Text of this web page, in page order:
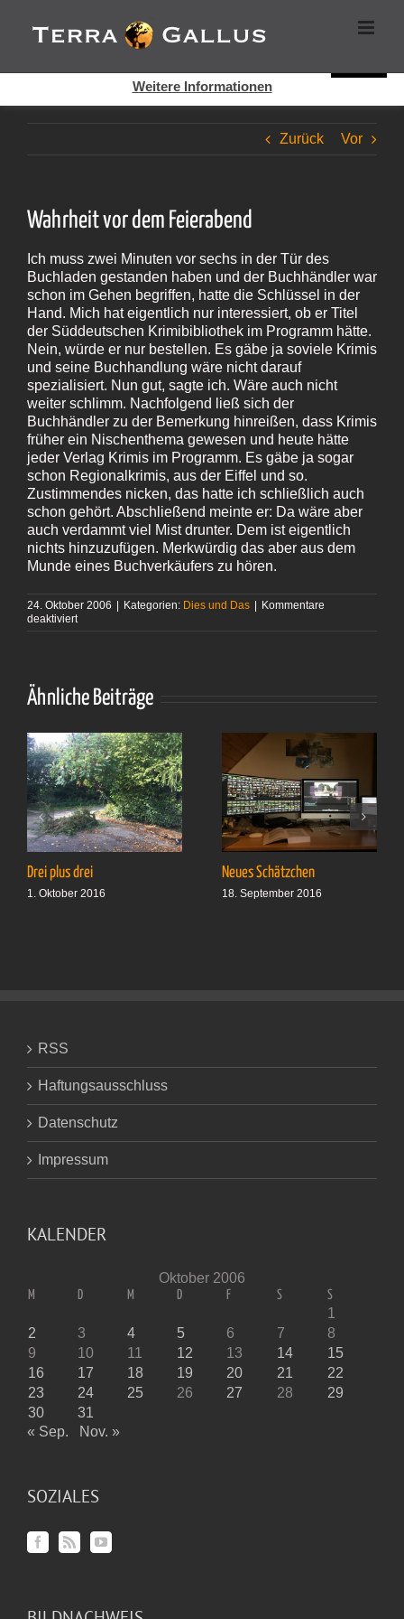
Inhalt
springen
Zurück Vor
Wahrheit vor dem Feierabend
Ich muss zwei Minuten vor sechs in der Tür des
Buchladen gestanden haben und der Buchhändler war
schon im Gehen begriffen, hatte die Schlüssel in der
Hand. Mich hat eigentlich nur interessiert, ob er Titel
der Süddeutschen Krimibibliothek im Programm hätte.
Nein, würde er nur bestellen. Es gäbe ja soviele Krimis
und seine Buchhandlung wäre nicht darauf
spezialisiert. Nun gut, sagte ich. Wäre auch nicht
weiter schlimm. Nachfolgend ließ sich der
Buchhändler zu der Bemerkung hinreißen, dass Krimis
früher ein Nischenthema gewesen und heute hätte
jeder Verlag Krimis im Programm. Es gäbe ja sogar
schon Regionalkrimis, aus der Eiffel und so.
Zustimmendes nicken, das hatte ich schließlich auch
schon gehört. Abschließend meinte er: Da wäre aber
auch verdammt viel Mist drunter. Dem ist eigentlich
nichts hinzuzufügen. Merkwürdig das aber aus dem
Munde eines Buchverkäufers zu hören.
24. Oktober 2006 | Kategorien: Dies und Das | Kommentare
deaktiviertfür
Ähnliche Beiträge
Drei plus drei
1. Oktober 2016
Neues Schätzchen
18. September 2016
RSS
Haftungsausschluss
Datenschutz
Impressum
KALENDER
Oktober 2006
M D M D F S S
1
2
3 4 5 6 7
8
9
10 11 12 13 14
15
16
17 18 19 20 21
22
23
24 25 26 27 28
29
30
31
« Sep.
Nov. »
SOZIALES
Cookies helfen auf auf dieser Seite bei der Bereitstellung der
Dienste. Durch die Nutzung dieser Webseite erklären Sie sich
Weitere Informationen